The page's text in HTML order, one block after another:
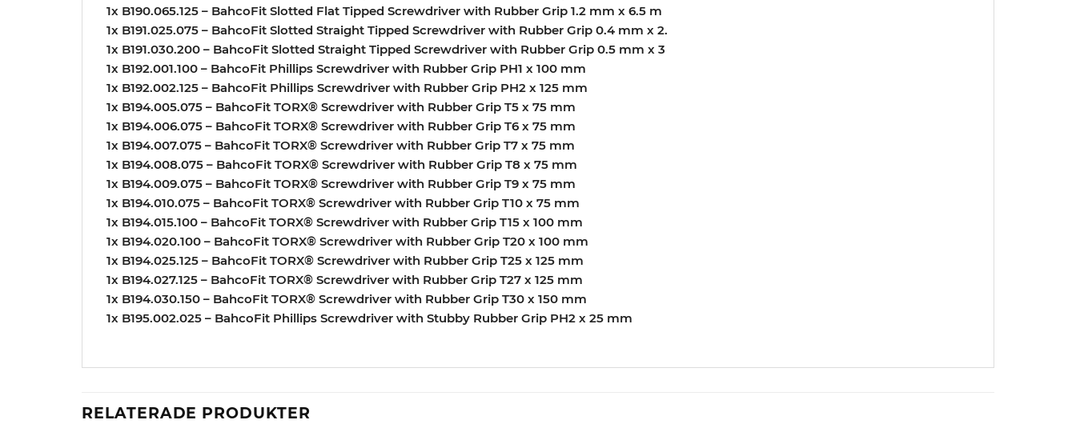
1x B190.065.125 – BahcoFit Slotted Flat Tipped Screwdriver with Rubber Grip 1.2 mm x 6.5 m
1x B191.025.075 – BahcoFit Slotted Straight Tipped Screwdriver with Rubber Grip 0.4 mm x 2.
1x B191.030.200 – BahcoFit Slotted Straight Tipped Screwdriver with Rubber Grip 0.5 mm x 3
1x B192.001.100 – BahcoFit Phillips Screwdriver with Rubber Grip PH1 x 100 mm
1x B192.002.125 – BahcoFit Phillips Screwdriver with Rubber Grip PH2 x 125 mm
1x B194.005.075 – BahcoFit TORX® Screwdriver with Rubber Grip T5 x 75 mm
1x B194.006.075 – BahcoFit TORX® Screwdriver with Rubber Grip T6 x 75 mm
1x B194.007.075 – BahcoFit TORX® Screwdriver with Rubber Grip T7 x 75 mm
1x B194.008.075 – BahcoFit TORX® Screwdriver with Rubber Grip T8 x 75 mm
1x B194.009.075 – BahcoFit TORX® Screwdriver with Rubber Grip T9 x 75 mm
1x B194.010.075 – BahcoFit TORX® Screwdriver with Rubber Grip T10 x 75 mm
1x B194.015.100 – BahcoFit TORX® Screwdriver with Rubber Grip T15 x 100 mm
1x B194.020.100 – BahcoFit TORX® Screwdriver with Rubber Grip T20 x 100 mm
1x B194.025.125 – BahcoFit TORX® Screwdriver with Rubber Grip T25 x 125 mm
1x B194.027.125 – BahcoFit TORX® Screwdriver with Rubber Grip T27 x 125 mm
1x B194.030.150 – BahcoFit TORX® Screwdriver with Rubber Grip T30 x 150 mm
1x B195.002.025 – BahcoFit Phillips Screwdriver with Stubby Rubber Grip PH2 x 25 mm
RELATERADE PRODUKTER